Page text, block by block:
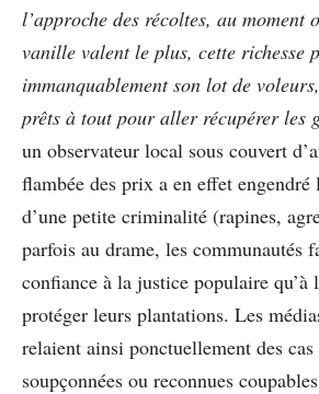
l’approche des récoltes, au moment
vanille valent le plus, cette richesse
immanquablement son lot de
prêts à tout pour aller récupérer les
un observateur local sous couvert
flambée des prix a en effet engendré
d’une petite criminalité (rapines,
parfois au drame, les communautés
confiance à la justice populaire qu’à
protéger leurs plantations. Les
relaient ainsi ponctuellement des cas
soupçonnées ou reconnues